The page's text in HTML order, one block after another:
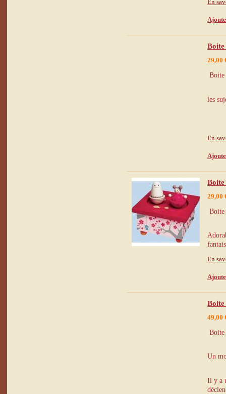
En
Boite
29,00
Boite
les
En
Boite
29,00
Boite
En
Boite
49,00
Boite
Un
Il y a